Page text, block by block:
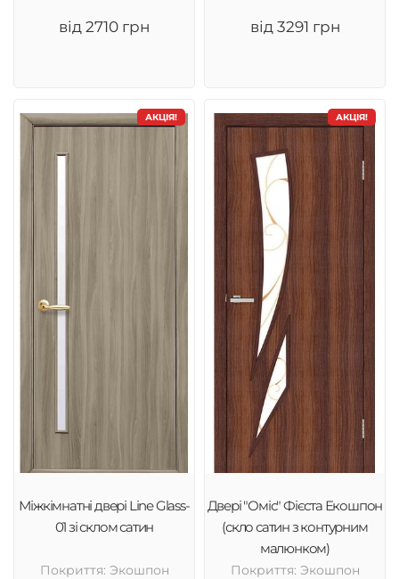
від 2710 грн від 3291 грн
АКЦІЯ!
Міжкімнатні двері Line Glass-
01 зі склом сатин
Покриття: Экошпон
АКЦІЯ!
Двері "Оміс" Фієста Екошпон
(скло сатин з контурним
малюнком)
Покриття: Экошпон